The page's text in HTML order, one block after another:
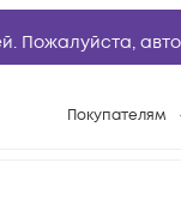
Пожалуйста,
Покупателям